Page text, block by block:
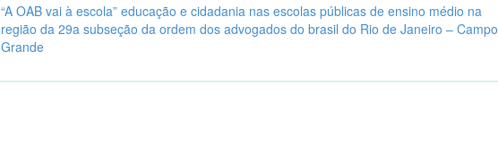
“A OAB vai à escola” educação e cidadania nas escolas públicas de ensino médio na
região da 29a subseção da ordem dos advogados do brasil do Rio de Janeiro – Campo
Grande